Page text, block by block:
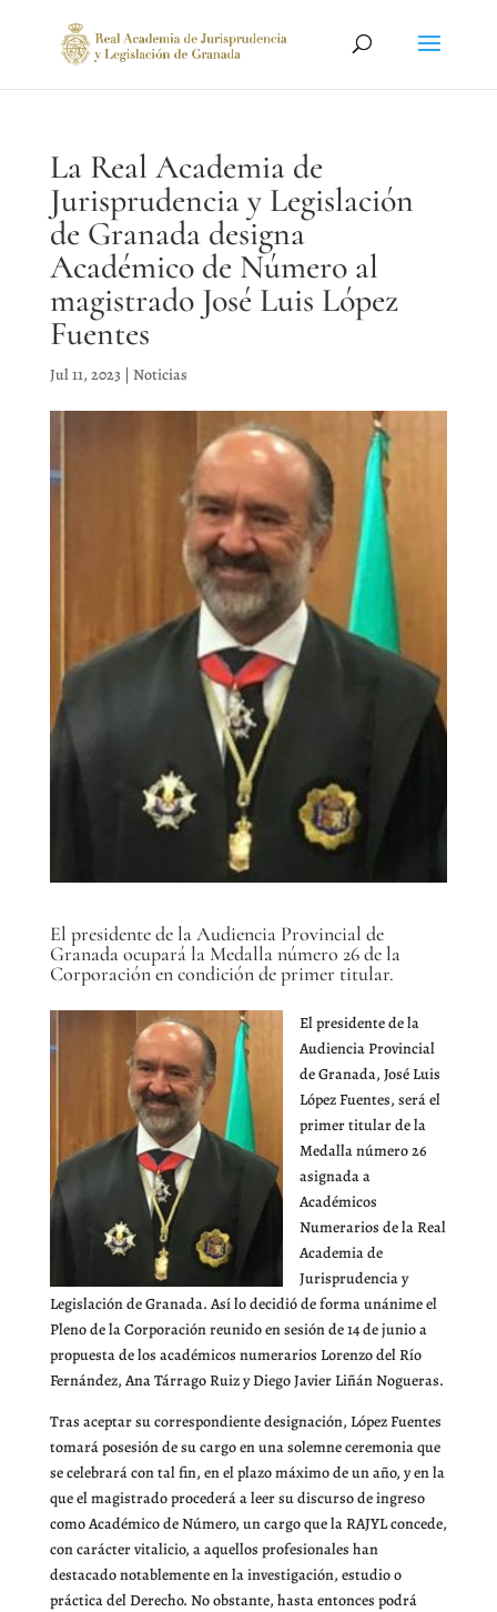
La Real Academia de
Jurisprudencia y Legislación
de Granada designa
Académico de Número al
magistrado José Luis López
Fuentes
Jul 11, 2023| Noticias
El presidente de la Audiencia Provincial de
Granada ocupará la Medalla número 26 de la
Corporación en condición de primer titular.
El presidente de la
Audiencia Provincial
de Granada, José Luis
López Fuentes, será el
primer titular de la
Medalla número 26
asignada a
Académicos
Numerarios de la Real
Academia de
Jurisprudencia y
Legislación de Granada. Así lo decidió de forma unánime el
Pleno de la Corporación reunido en sesión de 14 de junio a
propuesta de los académicos numerarios Lorenzo del Río
Fernández, Ana Tárrago Ruiz y Diego Javier Liñán Nogueras.
Tras aceptar su correspondiente designación, López Fuentes
tomará posesión de su cargo en una solemne ceremonia que
se celebrará con tal fin, en el plazo máximo de un año, y en la
que el magistrado procederá a leer su discurso de ingreso
como Académico de Número, un cargo que la RAJYL concede,
con carácter vitalicio, a aquellos profesionales han
destacado notablemente en la investigación, estudio o
práctica del Derecho. No obstante, hasta entonces podrá